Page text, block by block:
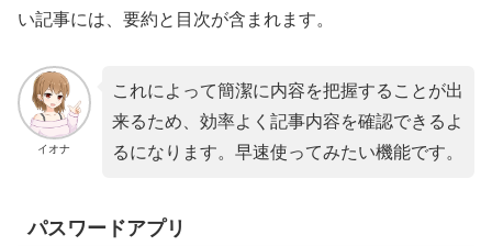
い記事には、要約と目次が含まれます。
イオナ
これによって簡潔に内容を把握することが出
来るため、効率よく記事内容を確認できるよ
るになります。早速使ってみたい機能です。
パスワードアプリ